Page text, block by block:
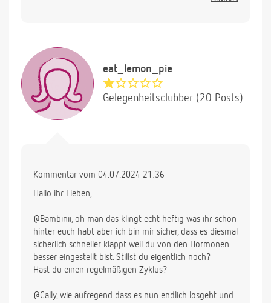
eat_lemon_pie
Gelegenheitsclubber (20 Posts)
Kommentar vom 04.07.2024 21:36
Hallo ihr Lieben,
@Bambinii, oh man das klingt echt heftig was ihr schon
hinter euch habt aber ich bin mir sicher, dass es diesmal
sicherlich schneller klappt weil du von den Hormonen
besser eingestellt bist. Stillst du eigentlich noch?
Hast du einen regelmäßigen Zyklus?
@Cally, wie aufregend dass es nun endlich losgeht und